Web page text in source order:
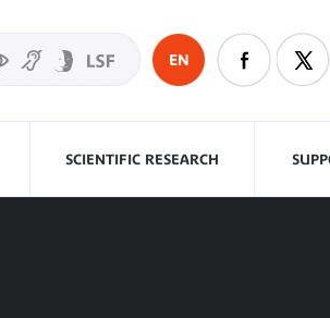
EN
SCIENTIFIC RESEARCH